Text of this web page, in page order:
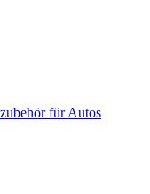
für Autos